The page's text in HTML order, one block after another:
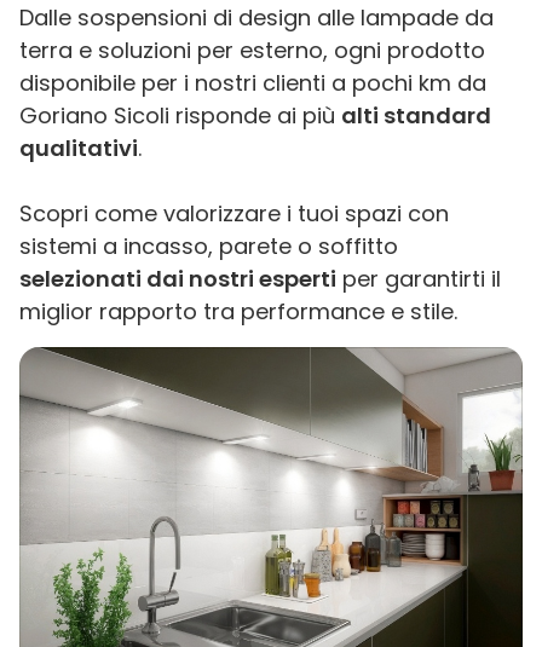
Dalle sospensioni di design alle lampade da
terra e soluzioni per esterno, ogni prodotto
disponibile per i nostri clienti a pochi km da
Goriano Sicoli risponde ai più alti standard
qualitativi.
Scopri come valorizzare i tuoi spazi con
sistemi a incasso, parete o soffitto
selezionati dai nostri esperti per garantirti il
miglior rapporto tra performance e stile.